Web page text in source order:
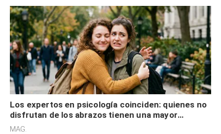
Los expertos en psicología coinciden: quienes no
disfrutan de los abrazos tienen una mayor
sensibilidad a los estímulos físicos y no es por
MAG.